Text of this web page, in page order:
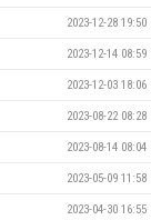
2023-12-28 19:50
2023-12-14 08:59
2023-12-03 18:06
2023-08-22 08:28
2023-08-14 08:04
2023-05-09 11:58
2023-04-30 16:55